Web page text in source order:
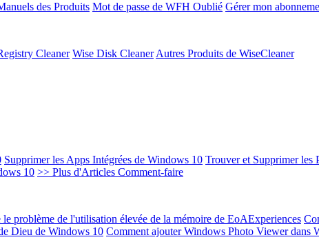
des Produits Mot de passe de WFH Oublié Gérer mon
Cleaner Wise Disk Cleaner Autres Produits de WiseCleaner
Supprimer les Apps Intégrées de Windows 10 Trouver et Supprimer les
10 >> Plus d'Articles Comment-faire
le problème de l'utilisation élevée de la mémoire de EoAExperiences
Dieu de Windows 10 Comment ajouter Windows Photo Viewer dans